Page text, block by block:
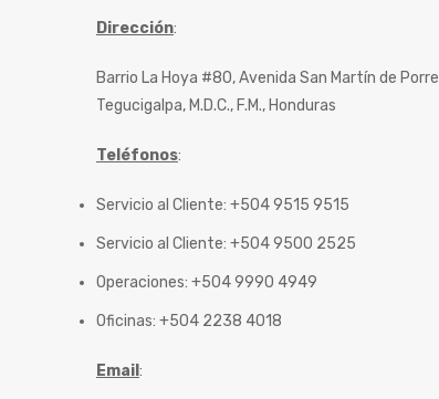
Dirección:
Barrio La Hoya #80, Avenida San Martín de
Tegucigalpa, M.D.C., F.M., Honduras
Teléfonos:
Servicio al Cliente: +504 9515 9515
Servicio al Cliente: +504 9500 2525
Operaciones: +504 9990 4949
Oficinas: +504 2238 4018
Email :